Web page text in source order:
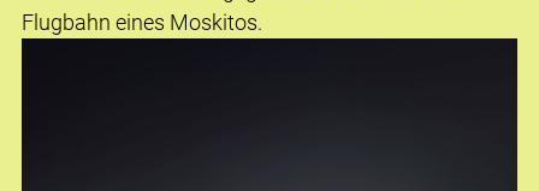
Flugbahn eines Moskitos.